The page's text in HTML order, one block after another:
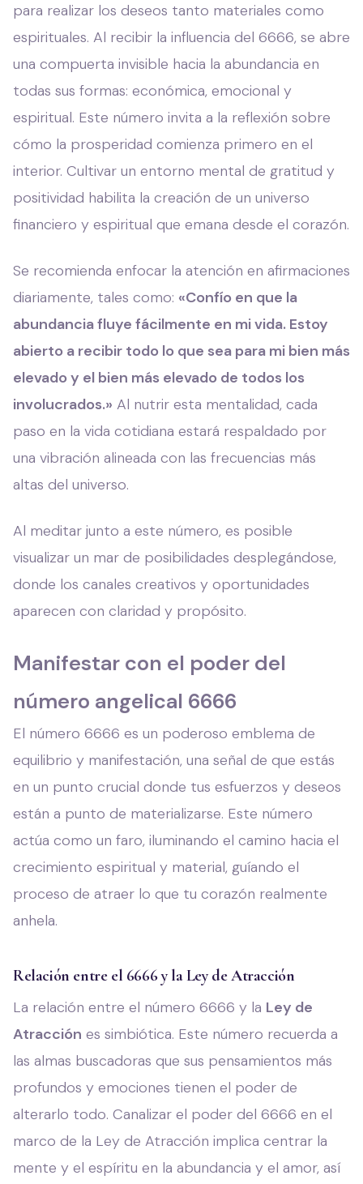
para realizar los deseos tanto materiales como
espirituales. Al recibir la influencia del 6666, se abre
una compuerta invisible hacia la abundancia en
todas sus formas: económica, emocional y
espiritual. Este número invita a la reflexión sobre
cómo la prosperidad comienza primero en el
interior. Cultivar un entorno mental de gratitud y
positividad habilita la creación de un universo
financiero y espiritual que emana desde el corazón.
Se recomienda enfocar la atención en afirmaciones
diariamente, tales como: «Confío en que la
abundancia fluye fácilmente en mi vida. Estoy
abierto a recibir todo lo que sea para mi bien más
elevado y el bien más elevado de todos los
involucrados.» Al nutrir esta mentalidad, cada
paso en la vida cotidiana estará respaldado por
una vibración alineada con las frecuencias más
altas del universo.
Al meditar junto a este número, es posible
visualizar un mar de posibilidades desplegándose,
donde los canales creativos y oportunidades
aparecen con claridad y propósito.
Manifestar con el poder del
número angelical 6666
El número 6666 es un poderoso emblema de
equilibrio y manifestación, una señal de que estás
en un punto crucial donde tus esfuerzos y deseos
están a punto de materializarse. Este número
actúa como un faro, iluminando el camino hacia el
crecimiento espiritual y material, guíando el
proceso de atraer lo que tu corazón realmente
anhela.
Relación entre el 6666 y la Ley de Atracción
La relación entre el número 6666 y la Ley de
Atracción es simbiótica. Este número recuerda a
las almas buscadoras que sus pensamientos más
profundos y emociones tienen el poder de
alterarlo todo. Canalizar el poder del 6666 en el
marco de la Ley de Atracción implica centrar la
mente y el espíritu en la abundancia y el amor, así